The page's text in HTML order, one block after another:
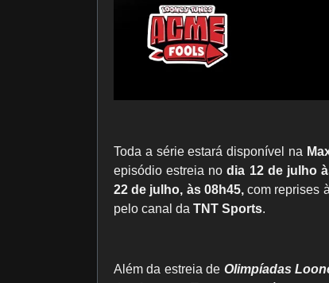
Toda a série estará disponível na
episódio estreia nodia 12 de julho
22 de julho, às 08h45,com reprises
pelo canal da TNT Sports.
Além da estreia de Olimpíadas